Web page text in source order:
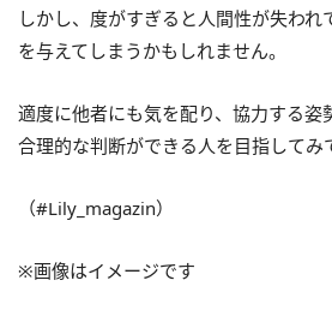
しかし、度がすぎると人間性が失われ
を与えてしまうかもしれません。
適度に他者にも気を配り、協力する姿
合理的な判断ができる人を目指してみ
（#Lily_magazin）
※画像はイメージです